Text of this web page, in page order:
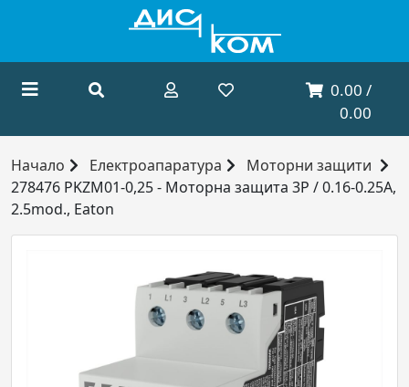
0.00 /
0.00
Начало Електроапаратура
Моторни защити
278476 PKZM01-0,25 - Моторна защита 3P / 0.16-0.25A,
2.5mod., Eaton